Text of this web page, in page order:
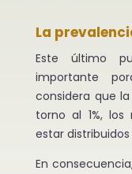
La
Este último
importante
considera que
torno al 1%,
estar
En